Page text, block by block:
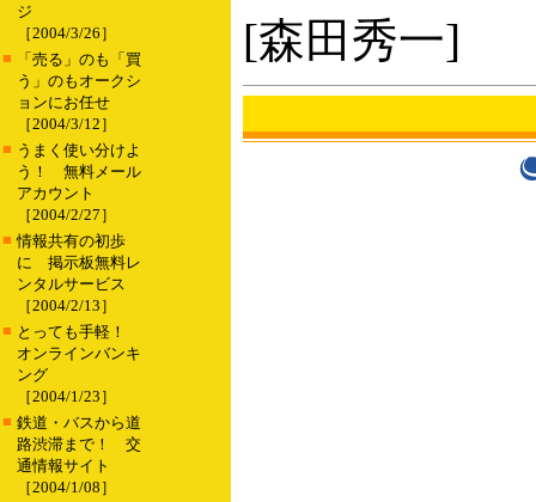
ジ
［2004/3/26］
■
「売る」のも「買
う」のもオークシ
ョンにお任せ
［2004/3/12］
■ うまく使い分けよ
う！ 無料メール
アカウント
［2004/2/27］
■ 情報共有の初歩
に 掲示板無料レ
ンタルサービス
［2004/2/13］
■ とっても手軽！
オンラインバンキ
ング
［2004/1/23］
■ 鉄道・バスから道
路渋滞まで！ 交
通情報サイト
［2004/1/08］
[森田秀一]